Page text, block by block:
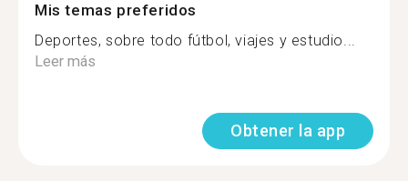
Mis temas preferidos
Deportes, sobre todo fútbol, viajes y estudio...
Leer más
Obtener la app